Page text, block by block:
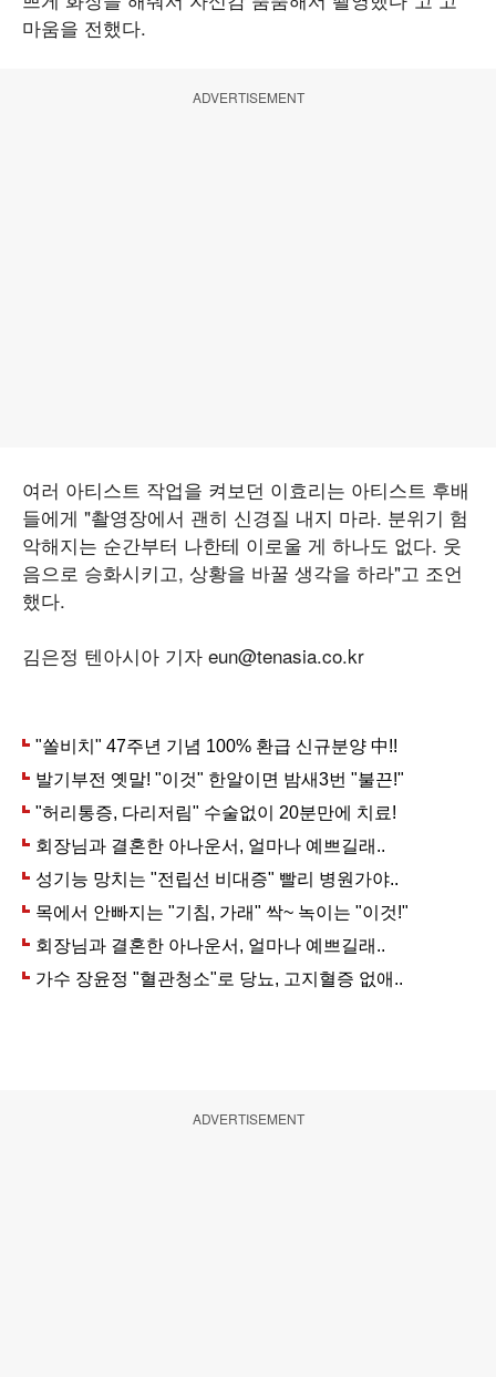
마움을 전했다.
ADVERTISEMENT
여러 아티스트 작업을 켜보던 이효리는 아티스트 후배
들에게 "촬영장에서 괜히 신경질 내지 마라. 분위기 험
악해지는 순간부터 나한테 이로울 게 하나도 없다. 웃
음으로 승화시키고, 상황을 바꿀 생각을 하라"고 조언
했다.
김은정 텐아시아 기자 eun@tenasia.co.kr
ADVERTISEMENT